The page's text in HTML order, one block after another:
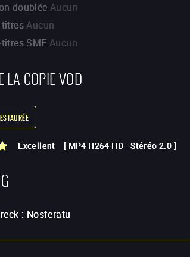
doublée Aucun
Aucun
SME Aucun
LA COPIE VOD
Excellent [ MP4 H264 HD-Stéréo 2.0 ]
: Nosferatu